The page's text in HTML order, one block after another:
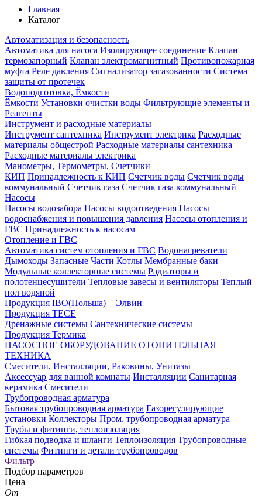
Главная
Каталог
Автоматизация и безопасность
Автоматика для насоса Изолирующее соединение Клапан
термозапорный Клапан электромагнитный Противопожарная
муфта Реле давления Сигнализатор загазованности Система
защиты от протечек
Водоподготовка, Ёмкости
Ёмкости Установки очистки воды Фильтрующие элементы и
Реагенты
Инструмент и расходные материалы
Инструмент сантехника Инструмент электрика Расходные
материалы общестрой Расходные материалы сантехника
Расходные материалы электрика
Манометры, Термометры, Счетчики
КИП Принадлежность к КИП Счетчик воды Счетчик воды
коммунальный Счетчик газа Счетчик газа коммунальный
Насосы
Насосы водозабора Насосы водоотведения Насосы
водоснабжения и повышения давления Насосы отопления и
ГВС Принадлежность к насосам
Отопление и ГВС
Автоматика систем отопления и ГВС Водонагреватели
Дымоходы Запасные Части Котлы Мембранные баки
Модульные коллекторные системы Радиаторы и
полотенцесушители Тепловые завесы и вентиляторы Теплый
пол водяной
Продукция IBO(Польша) + Элвин
Продукция TECE
Дренажные системы Сантехнические системы
Продукция Термика
НАСОСНОЕ ОБОРУДОВАНИЕ ОТОПИТЕЛЬНАЯ
ТЕХНИКА
Смесители, Инсталляции, Раковины, Унитазы
Аксессуар для ванной комнаты Инсталляции Санитарная
керамика Смесители
Трубопроводная арматура
Бытовая трубопроводная арматура Газорегулирующие
установки Коллекторы Пром. трубопроводная арматура
Трубы и фитинги, теплоизоляция
Гибкая подводка и шланги Теплоизоляция Трубопроводные
системы Фитинги и детали трубопроводов
Фильтр
Подбор параметров
Цена
От